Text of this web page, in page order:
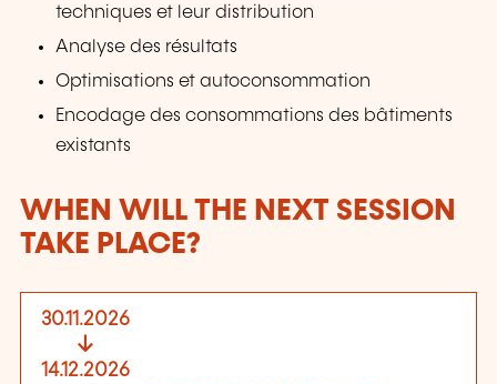
techniques et leur distribution
Analyse des résultats
Optimisations et autoconsommation
Encodage des consommations des bâtiments
existants
WHEN WILL THE NEXT SESSION
TAKE PLACE?
30.11.2026
14.12.2026